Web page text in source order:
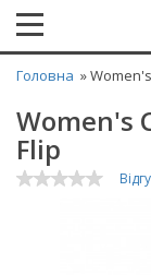
Головна »
Women's
Flip